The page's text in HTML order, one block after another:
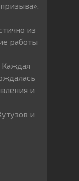
из
работы
Каждая
и
и